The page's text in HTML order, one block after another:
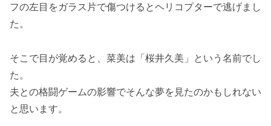
フの左目をガラス片で傷つけるとヘリコプターで逃げまし
た。
そこで目が覚めると、菜美は「桜井久美」という名前でし
た。
夫との格闘ゲームの影響でそんな夢を見たのかもしれない
と思います。